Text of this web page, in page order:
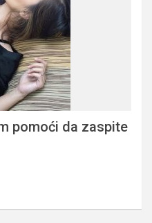
pomoći da zaspite